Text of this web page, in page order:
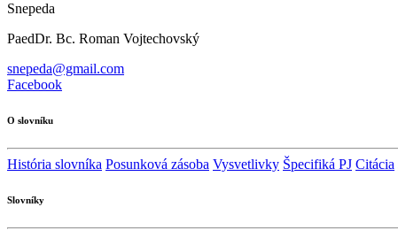
Snepeda
PaedDr. Bc. Roman Vojtechovský
snepeda@gmail.com
Facebook
O slovníku
História slovníka Posunková zásoba Vysvetlivky Špecifiká PJ Citácia
Slovníky